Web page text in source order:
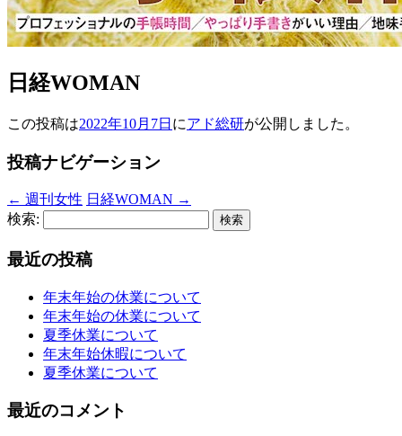
日経WOMAN
この投稿は2022年10月7日 にアド総研が公開しました 。
投稿ナビゲーション
← 週刊女性 日経WOMAN →
検索:
最近の投稿
年末年始の休業について
年末年始の休業について
夏季休業について
年末年始休暇について
夏季休業について
最近のコメント